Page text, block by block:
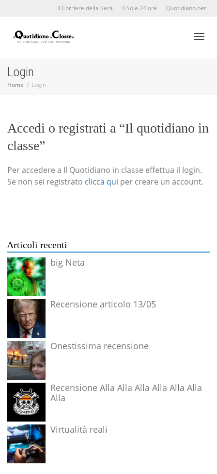
Il Corriere della Sera Il Sole 24 ore Quotidiano.net
Login
Home Login
Accedi o registrati a “Il quotidiano in
classe”
Per accedere a Il Quotidiano in classe effettua il login.
Se non sei registrato clicca qui per creare un account.
Articoli recenti
big Neta
Recensione articolo 13/05
Onestissima recensione
Recensione Alla Alla Alla Alla Alla Alla
Alla
Virtualità reali